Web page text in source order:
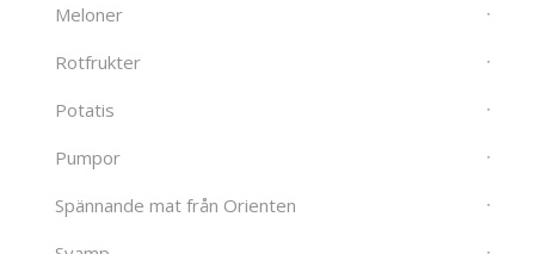
Meloner
Rotfrukter
Potatis
Pumpor
Spännande mat från Orienten